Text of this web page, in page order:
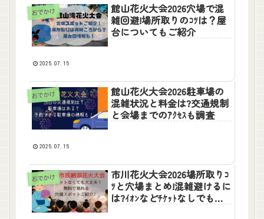
おでかけ
館山花火大会2026穴場で混
雑回避!場所取りのｺﾂは？屋
台についてもご紹介
2025.07.15
おでかけ
館山花火大会2026駐車場の
混雑状況と料金は?交通規制
と会場までのｱｸｾｽも調査
2025.07.15
おでかけ
市川花火大会2026場所取りｺ
ﾂと穴場まとめ!混雑避けるに
は?ｲｵﾝなどﾁｹｯﾄなしでも見